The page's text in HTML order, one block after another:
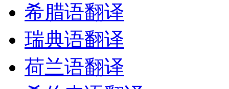
希腊语翻译
瑞典语翻译
荷兰语翻译